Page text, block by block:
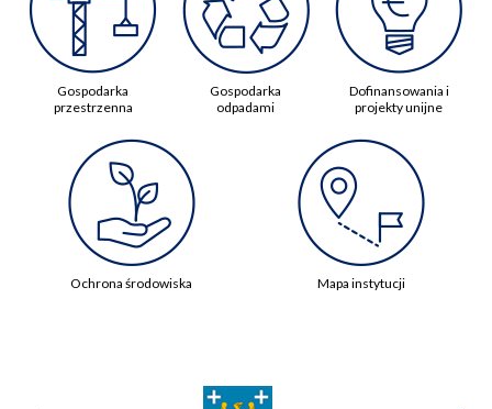
Gospodarka
przestrzenna
Gospodarka
odpadami
Dofinansowania i
projekty unijne
Ochrona środowiska Mapa instytucji